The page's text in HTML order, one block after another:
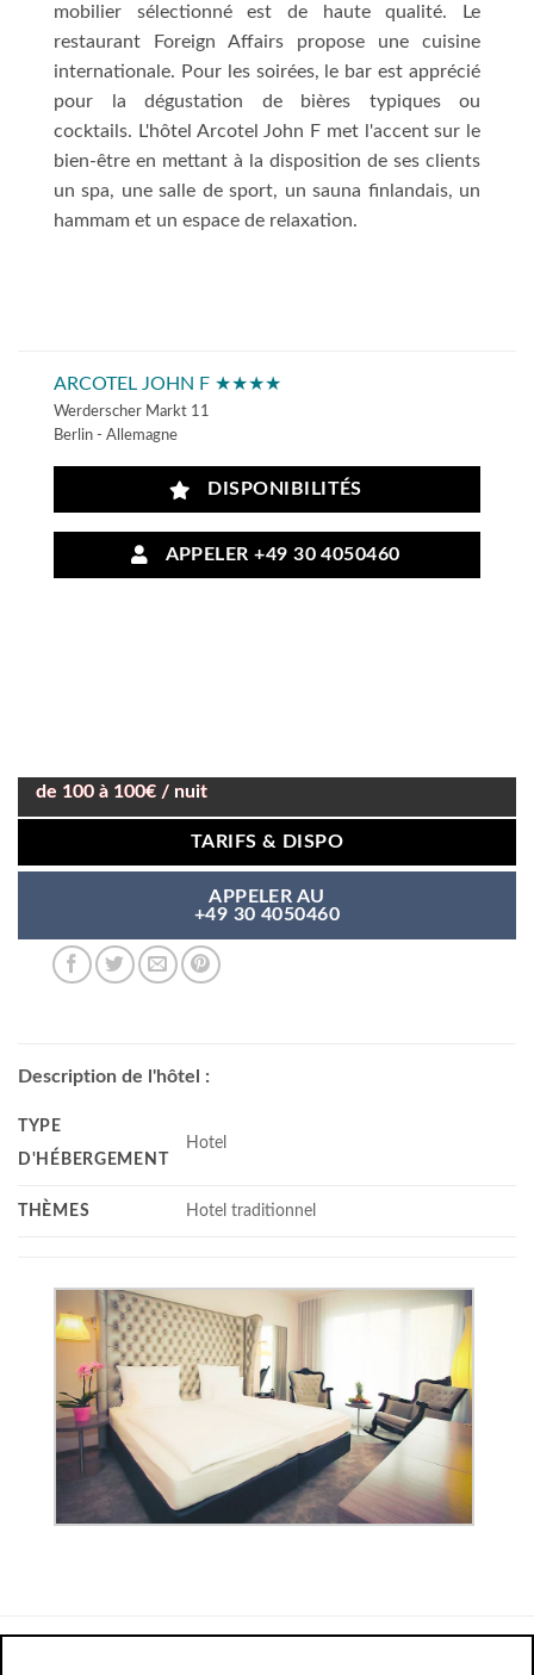
mobilier sélectionné est de haute qualité. Le
restaurant Foreign Affairs propose une cuisine
internationale. Pour les soirées, le bar est apprécié
pour la dégustation de bières typiques ou
cocktails. L'hôtel Arcotel John F met l'accent sur le
bien-être en mettant à la disposition de ses clients
un spa, une salle de sport, un sauna finlandais, un
hammam et un espace de relaxation.
ARCOTEL JOHN F ★★★★
Werderscher Markt 11
Berlin - Allemagne
DISPONIBILITÉS
APPELER +49 30 4050460
de 100 à 100€ / nuit
TARIFS & DISPO
APPELER AU
+49 30 4050460
Description de l'hôtel :
TYPE
D'HÉBERGEMENT
Hotel
THÈMES Hotel traditionnel